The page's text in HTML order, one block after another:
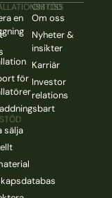
en
för
sälja
OM OSS
Om oss
Nyheter &
insikter
Karriär
Investor
relations